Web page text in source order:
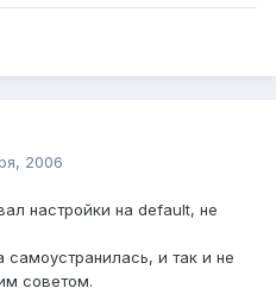
2006
настройки на default, не
и так и не
советом.